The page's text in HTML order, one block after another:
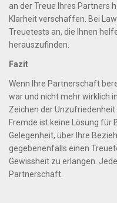
an der Treue Ihres Partners
Klarheit verschaffen. Bei
Treuetests an, die Ihnen
herauszufinden.
Fazit
Wenn Ihre Partnerschaft
war und nicht mehr wirklich
Zeichen der
Fremde ist keine Lösung für
Gelegenheit, über Ihre
gegebenenfalls einen
Gewissheit zu erlangen.
Partnerschaft.